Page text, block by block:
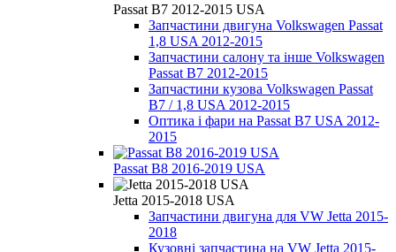
Passat B7 2012-2015 USA
Запчастини двигуна Volkswagen Passat
1,8 USA 2012-2015
Запчастини салону та інше Volkswagen
Passat B7 2012-2015
Запчастини кузова Volkswagen Passat
B7 / 1,8 USA 2012-2015
Оптика і фари на Passat B7 USA 2012-
2015
Passat B8 2016-2019 USA
Jetta 2015-2018 USA
Запчастини двигуна для VW Jetta 2015-
2018
Кузовні запчастина на VW Jetta 2015-